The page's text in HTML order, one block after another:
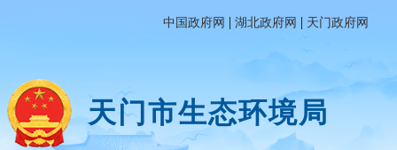
中国政府网 | 湖北政府网 | 天门政府网
天门市生态环境局